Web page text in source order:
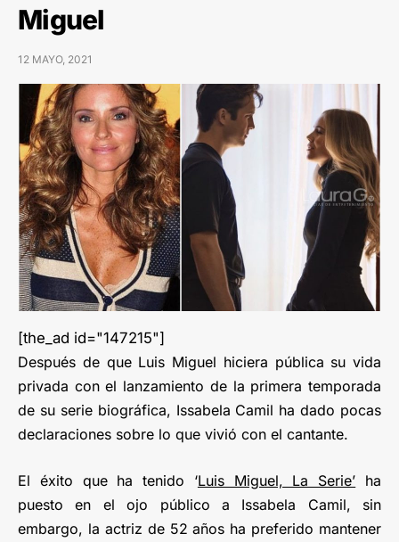
Miguel
12 MAYO, 2021
[the_ad id="147215"]
Después de que Luis Miguel hiciera pública su vida
privada con el lanzamiento de la primera temporada
de su serie biográfica, Issabela Camil ha dado pocas
declaraciones sobre lo que vivió con el cantante.
El éxito que ha tenido ‘Luis Miguel, La Serie’ ha
puesto en el ojo público a Issabela Camil, sin
embargo, la actriz de 52 años ha preferido mantener